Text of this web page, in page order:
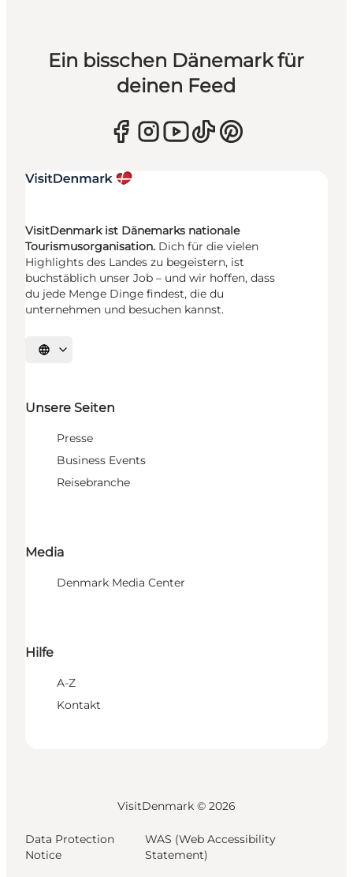
Ein bisschen Dänemark für
deinen Feed
VisitDenmark ist Dänemarks nationale
Tourismusorganisation. Dich für die vielen
Highlights des Landes zu begeistern, ist
buchstäblich unser Job – und wir hoffen, dass
du jede Menge Dinge findest, die du
unternehmen und besuchen kannst.
Sprache auswählen
Unsere Seiten
Presse
Business Events
Reisebranche
Media
Denmark Media Center
Hilfe
A-Z
Kontakt
VisitDenmark © 2026
Data Protection
Notice
WAS (Web Accessibility
Statement)